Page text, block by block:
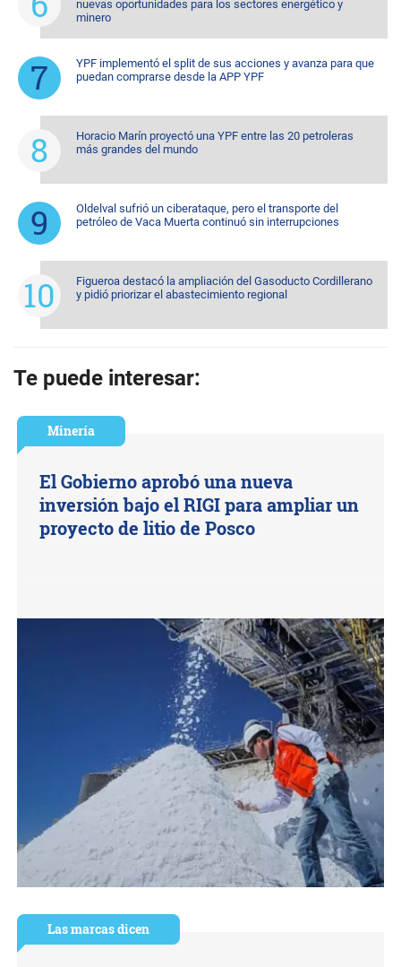
nuevas oportunidades para los sectores energético y
minero
YPF implementó el split de sus acciones y avanza para que
puedan comprarse desde la APP YPF
Horacio Marín proyectó una YPF entre las 20 petroleras
más grandes del mundo
Oldelval sufrió un ciberataque, pero el transporte del
petróleo de Vaca Muerta continuó sin interrupciones
Figueroa destacó la ampliación del Gasoducto Cordillerano
y pidió priorizar el abastecimiento regional
Te puede interesar:
Minería
El Gobierno aprobó una nueva
inversión bajo el RIGI para ampliar un
proyecto de litio de Posco
Las marcas dicen